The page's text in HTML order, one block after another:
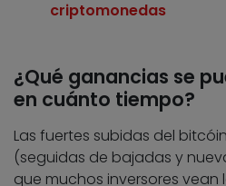
criptomonedas
¿Qué ganancias se
en cuánto tiempo?
Las fuertes subidas del
(seguidas de bajadas y
que muchos inversores